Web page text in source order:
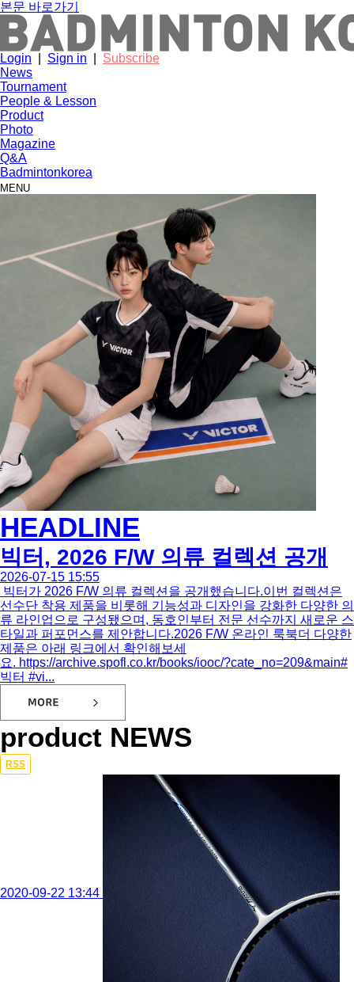
본문 바로가기
Login Sign in
Subscribe
News
Tournament
People & Lesson
Product
Photo
Magazine
Q&A
Badmintonkorea
MENU
HEADLINE
빅터, 2026 F/W 의류 컬렉션 공개
2026-07-15 15:55
빅터가 2026 F/W 의류 컬렉션을 공개했습니다.이번 컬렉션은
선수단 착용 제품을 비롯해 기능성과 디자인을 강화한 다양한 의
류 라인업으로 구성됐으며, 동호인부터 전문 선수까지 새로운 스
타일과 퍼포먼스를 제안합니다.2026 F/W 온라인 룩북더 다양한
제품은 아래 링크에서 확인해보세
요. https://archive.spofl.co.kr/books/iooc/?cate_no=209&main#
빅터 #vi...
product NEWS
Total
204
RSS
2020-09-22 13:44